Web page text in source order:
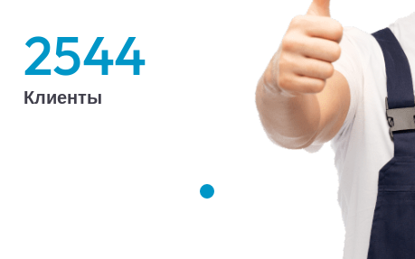
2544
Клиенты